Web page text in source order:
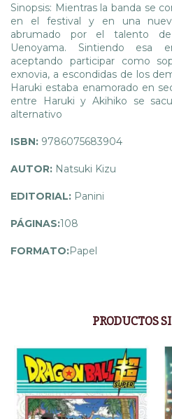
Sinopsis: Mientras la banda se
en el festival y en una
abrumado por el talento
Uenoyama. Sintiendo esa
aceptando participar como
exnovia, a escondidas de los
Haruki estaba enamorado en
entre Haruki y Akihiko se
alternativo
ISBN: 9786075683904
AUTOR: Natsuki Kizu
EDITORIAL: Panini
PÁGINAS:108
FORMATO:Papel
PRODUCTOS